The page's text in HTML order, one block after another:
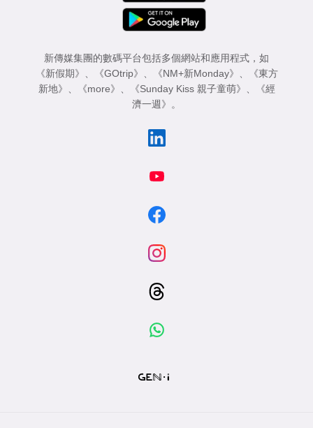
新傳媒集團的數碼平台包括多個網站和應用程式，如
《新假期》
《GOtrip》 《NM+新Monday》
《東方
新地》
《more》 《Sunday Kiss 親子童萌》
《經
濟一週》
。